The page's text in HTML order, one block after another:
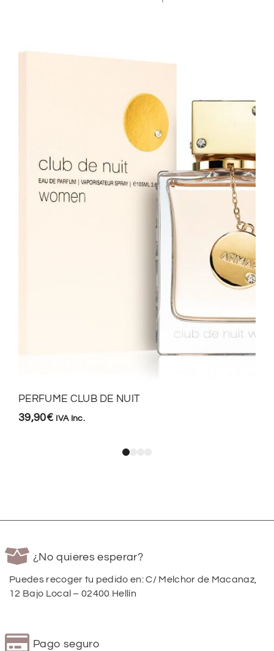
PERFUME CLUB DE NUIT
39,90€ IVA Inc.
¿No quieres esperar?
Puedes recoger tu pedido en: C/ Melchor de Macanaz,
12 Bajo Local – 02400 Hellín
Pago seguro